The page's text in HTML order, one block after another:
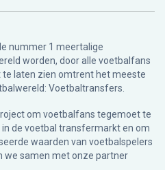
nummer 1 meertalige
worden, door alle voetbalfans
laten zien omtrent het meeste
Voetbaltransfers.
om voetbalfans tegemoet te
de voetbal transfermarkt en om
waarden van voetbalspelers
we samen met onze partner